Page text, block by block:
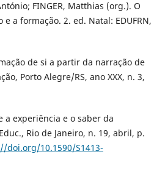
FINGER, Matthias (org.). O
a formação. 2. ed. Natal: EDUFRN,
de si a partir da narração de
Porto Alegre/RS, ano XXX, n. 3,
a experiência e o saber da
Rio de Janeiro, n. 19, abril, p.
doi.org/10.1590/S1413-